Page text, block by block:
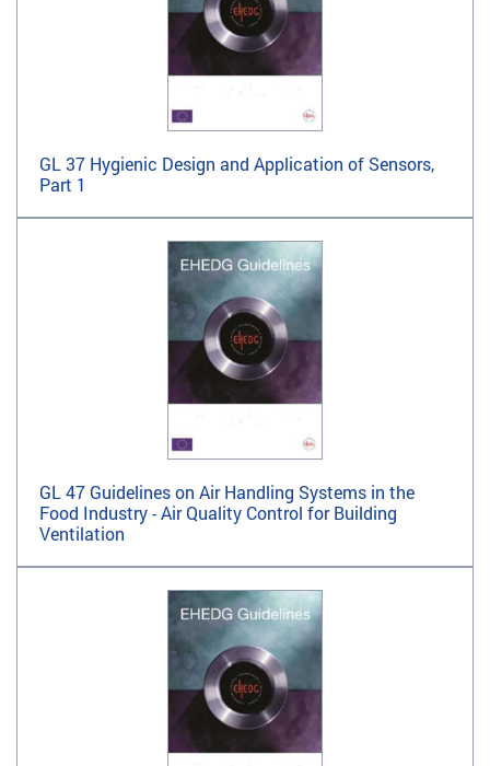
GL 37 Hygienic Design and Application of Sensors,
Part 1
GL 47 Guidelines on Air Handling Systems in the
Food Industry - Air Quality Control for Building
Ventilation